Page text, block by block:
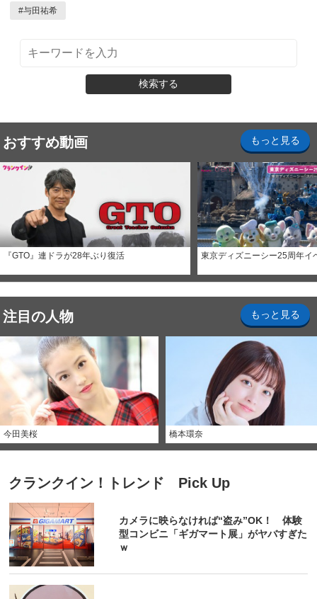
#与田祐希
検索する
おすすめ動画 もっと見る
『GTO』連ドラが28年ぶり復活 東京ディズニーシー25周年イ
注目の人物 もっと見る
今田美桜 橋本環奈
クランクイン！トレンド Pick Up
カメラに映らなければ“盗み”OK！ 体験
型コンビニ「ギガマート展」がヤバすぎた
ｗ